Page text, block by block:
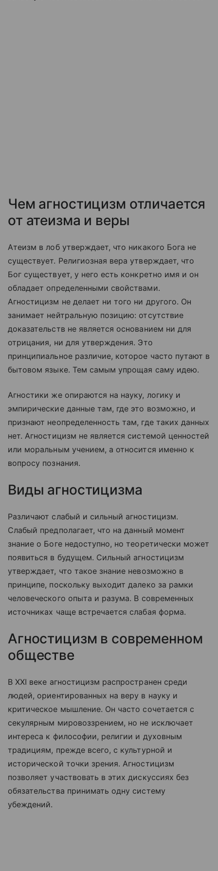
Чем агностицизм отличается
от атеизма и веры
Атеизм в лоб утверждает, что никакого Бога не
существует. Религиозная вера утверждает, что
Бог существует, у него есть конкретно имя и он
обладает определенными свойствами.
Агностицизм не делает ни того ни другого. Он
занимает нейтральную позицию: отсутствие
доказательств не является основанием ни для
отрицания, ни для утверждения. Это
принципиальное различие, которое часто путают в
бытовом языке. Тем самым упрощая саму идею.
Агностики же опираются на науку, логику и
эмпирические данные там, где это возможно, и
признают неопределенность там, где таких данных
нет. Агностицизм не является системой ценностей
или моральным учением, а относится именно к
вопросу познания.
Виды агностицизма
Различают слабый и сильный агностицизм.
Слабый предполагает, что на данный момент
знание о Боге недоступно, но теоретически может
появиться в будущем. Сильный агностицизм
утверждает, что такое знание невозможно в
принципе, поскольку выходит далеко за рамки
человеческого опыта и разума. В современных
источниках чаще встречается слабая форма.
Агностицизм в современном
обществе
В XXI веке агностицизм распространен среди
людей, ориентированных на веру в науку и
критическое мышление. Он часто сочетается с
секулярным мировоззрением, но не исключает
интереса к философии, религии и духовным
традициям, прежде всего, с культурной и
исторической точки зрения. Агностицизм
позволяет участвовать в этих дискуссиях без
обязательства принимать одну систему
убеждений.